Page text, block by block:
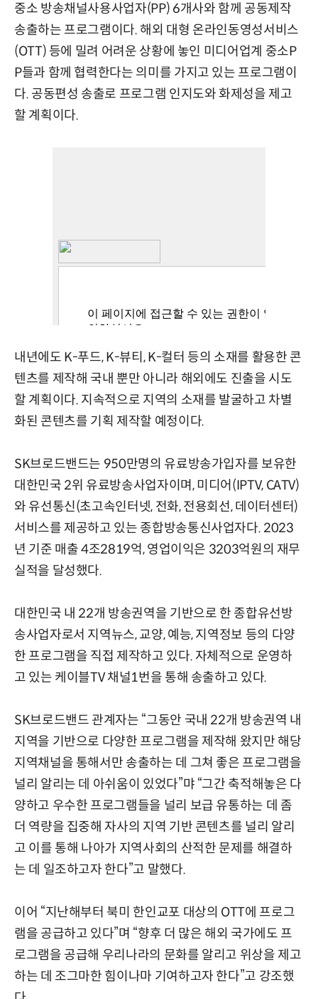
중소 방송채널사용사업자(PP) 6개사와 함께 공동제작
송출하는 프로그램이다. 해외 대형 온라인동영성서비스
(OTT) 등에 밀려 어려운 상황에 놓인 미디어업계 중소P
P들과 함께 협력한다는 의미를 가지고 있는 프로그램이
다. 공동편성 송출로 프로그램 인지도와 화제성을 제고
할 계획이다.
내년에도 K-푸드, K-뷰티, K-컬터 등의 소재를 활용한 콘
텐츠를 제작해 국내 뿐만 아니라 해외에도 진출을 시도
할 계획이다. 지속적으로 지역의 소재를 발굴하고 차별
화된 콘텐츠를 기획 제작할 예정이다.
SK브로드밴드는 950만명의 유료방송가입자를 보유한
대한민국 2위 유료방송사업자이며, 미디어(IPTV, CATV)
와 유선통신(초고속인터넷, 전화, 전용회선, 데이터센터)
서비스를 제공하고 있는 종합방송통신사업자다. 2023
년 기준 매출 4조2819억, 영업이익은 3203억원의 재무
실적을 달성했다.
대한민국 내 22개 방송권역을 기반으로 한 종합유선방
송사업자로서 지역뉴스, 교양, 예능, 지역정보 등의 다양
한 프로그램을 직접 제작하고 있다. 자체적으로 운영하
고 있는 케이블TV 채널1번을 통해 송출하고 있다.
SK브로드밴드 관계자는 “그동안 국내 22개 방송권역 내
지역을 기반으로 다양한 프로그램을 제작해 왔지만 해당
지역채널을 통해서만 송출하는 데 그쳐 좋은 프로그램을
널리 알리는 데 아쉬움이 있었다”먀 “그간 축적해놓은 다
양하고 우수한 프로그램들을 널리 보급 유통하는 데 좀
더 역량을 집중해 자사의 지역 기반 콘텐츠를 널리 알리
고 이를 통해 나아가 지역사회의 산적한 문제를 해결하
는 데 일조하고자 한다”고 말했다.
이어 “지난해부터 북미 한인교포 대상의 OTT에 프로그
램을 공급하고 있다”며 “향후 더 많은 해외 국가에도 프
로그램을 공급해 우리나라의 문화를 알리고 위상을 제고
하는 데 조그마한 힘이나마 기여하고자 한다”고 강조했